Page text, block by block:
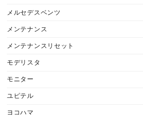
メルセデスベンツ
メンテナンス
メンテナンスリセット
モデリスタ
モニター
ユピテル
ヨコハマ